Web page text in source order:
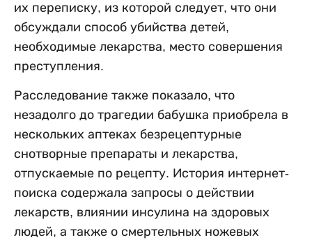
их переписку, из которой следует, что они
обсуждали способ убийства детей,
необходимые лекарства, место совершения
преступления.
Расследование также показало, что
незадолго до трагедии бабушка приобрела в
нескольких аптеках безрецептурные
снотворные препараты и лекарства,
отпускаемые по рецепту. История интернет-
поиска содержала запросы о действии
лекарств, влиянии инсулина на здоровых
людей, а также о смертельных ножевых